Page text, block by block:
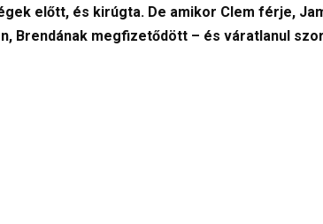
előtt, és kirúgta. De amikor Clem férje,
Brendának megfizetődött – és váratlanul